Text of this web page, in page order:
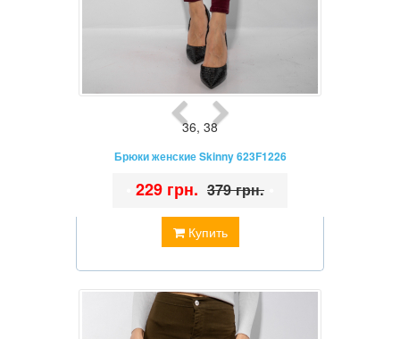
36, 38
Брюки женские Skinny 623F1226
Купить
229 грн. 379 грн.